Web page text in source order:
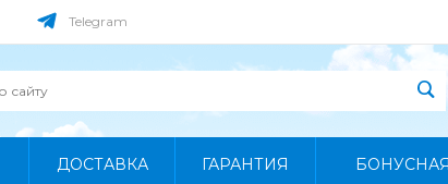
Telegram
ДОСТАВКА ГАРАНТИЯ